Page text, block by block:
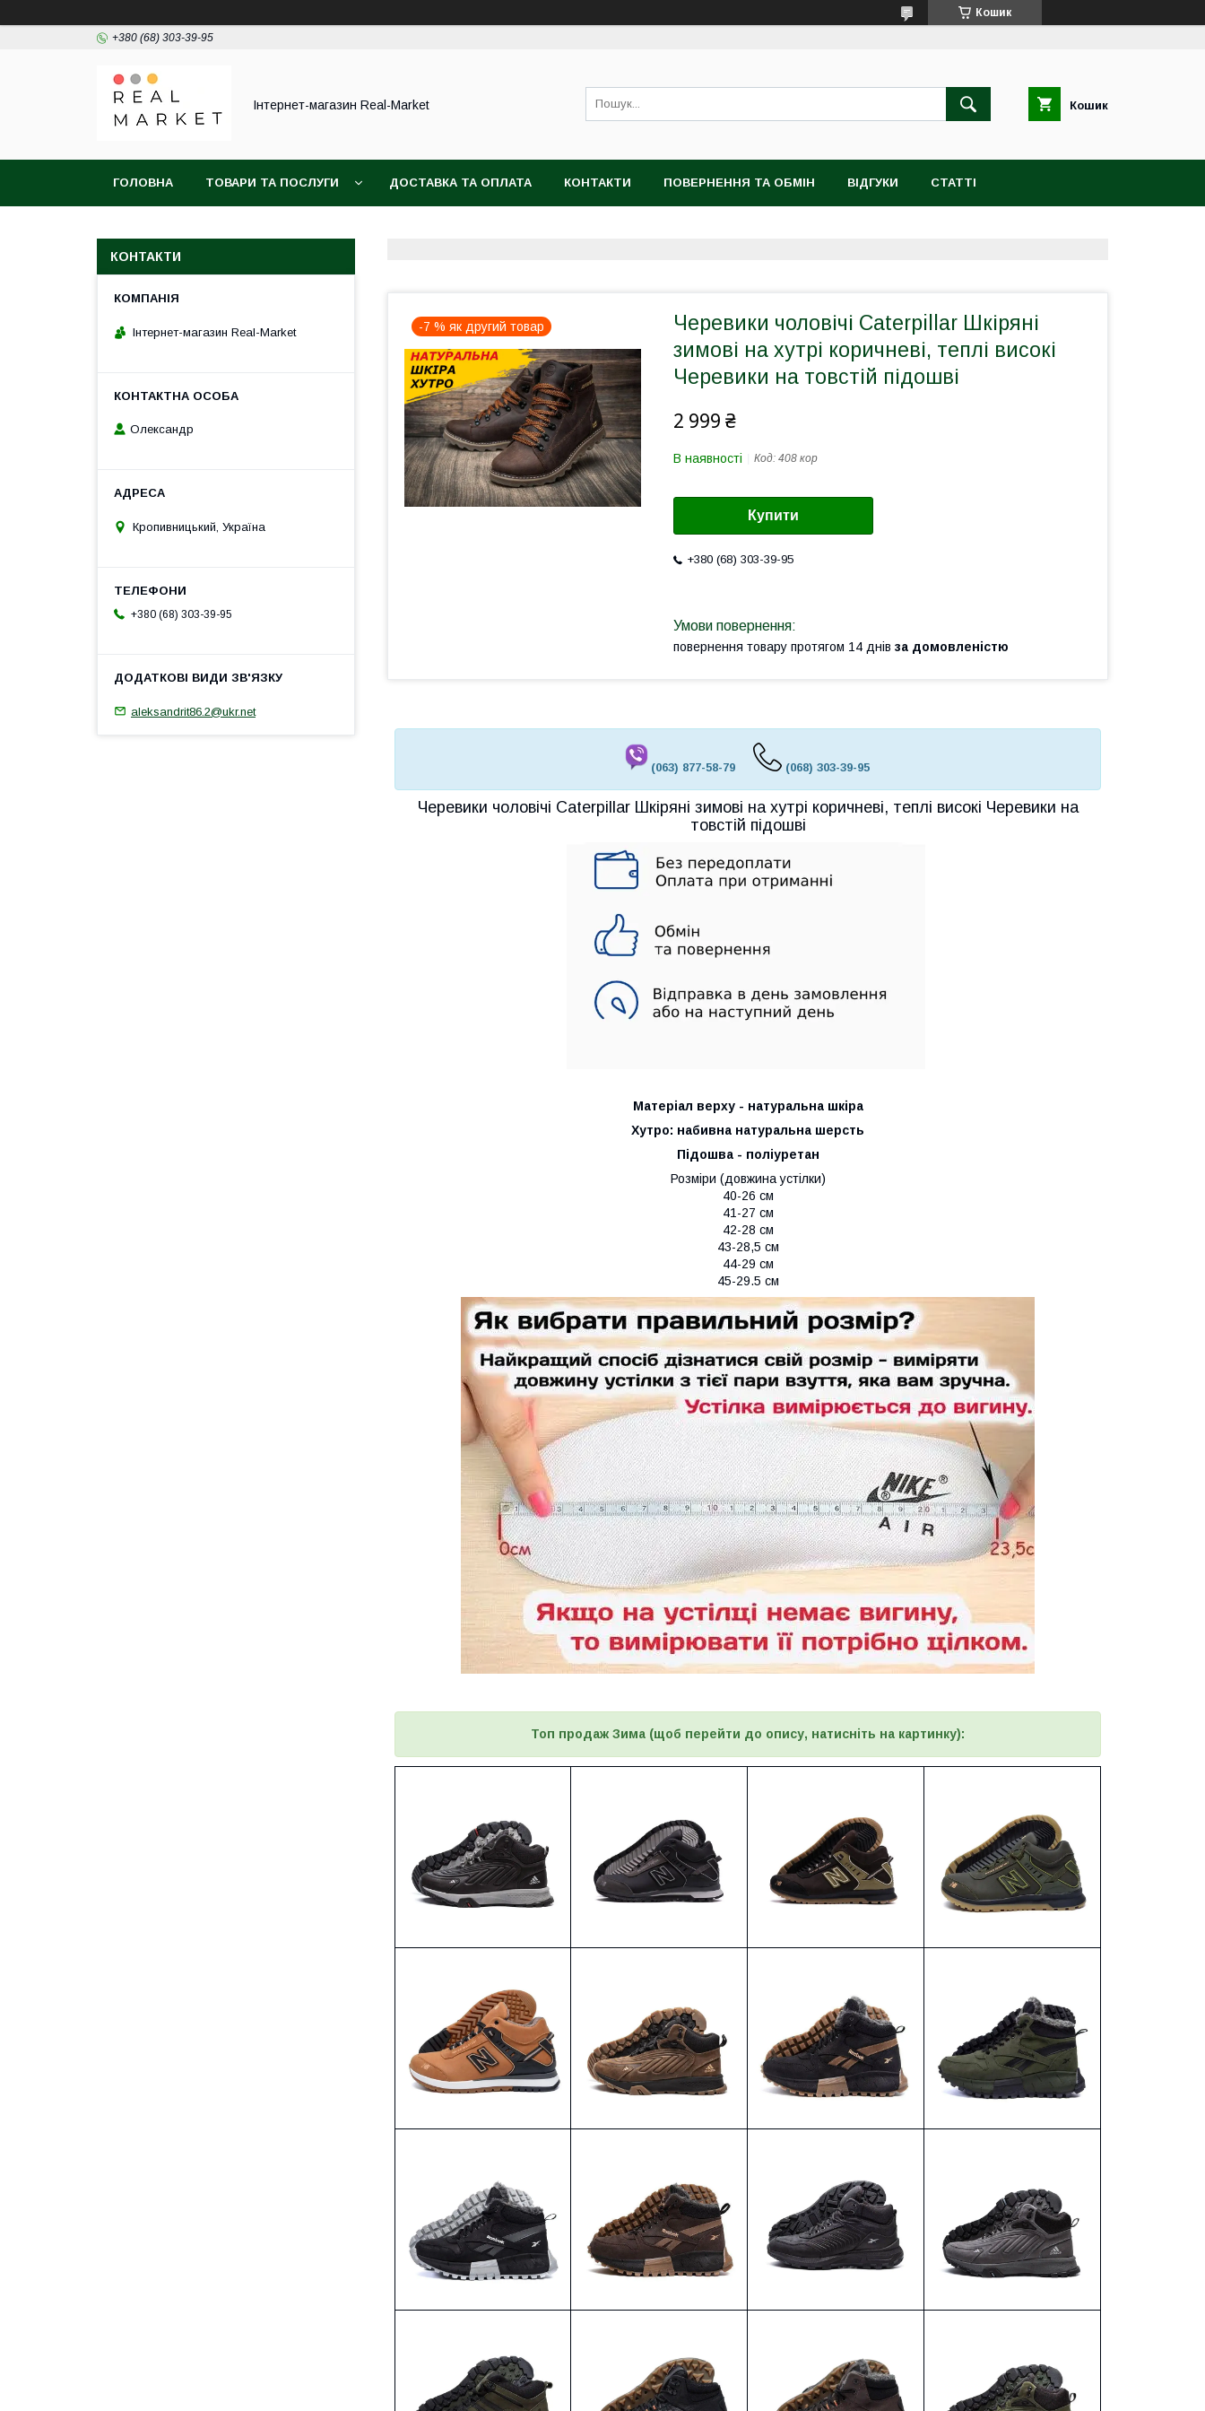
Кошик
+380 (68) 303-39-95
Інтернет-магазин Real-Market Кошик
ГОЛОВНА ТОВАРИ ТА ПОСЛУГИ ДОСТАВКА ТА ОПЛАТА КОНТАКТИ ПОВЕРНЕННЯ ТА ОБМІН ВІДГУКИ СТАТТІ
-7 % як другий товар
Черевики чоловічі Caterpillar Шкіряні
зимові на хутрі коричневі, теплі високі
Черевики на товстій підошві
2 999 ₴
В наявності Код: 408 кор
Купити
+380 (68) 303-39-95
повернення товару протягом 14 днів за домовленістю
(063) 877-58-79 (068) 303-39-95
Черевики чоловічі Caterpillar Шкіряні зимові на хутрі коричневі, теплі високі Черевики на
товстій підошві
Матеріал верху - натуральна шкіра
Хутро: набивна натуральна шерсть
Підошва - поліуретан
Розміри (довжина устілки)
40-26 см
41-27 см
42-28 см
43-28,5 см
44-29 см
45-29.5 см
Топ продаж Зима (щоб перейти до опису, натисніть на картинку):
КОНТАКТИ
Інтернет-магазин Real-Market
Олександр
Кропивницький, Україна
+380 (68) 303-39-95
aleksandrit86.2@ukr.net